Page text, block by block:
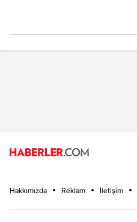
Hakkımızda Reklam İletişim